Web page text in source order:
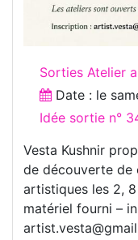
Sorties Atelier
Date : le
Idée sortie n°
Vesta Kushnir
de découverte de
artistiques les 2,
matériel fourni –